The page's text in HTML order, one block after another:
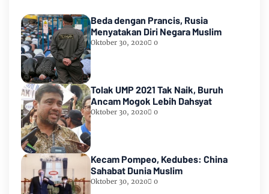
Beda dengan Prancis, Rusia
Menyatakan Diri Negara Muslim
Oktober 30, 2020 0
Tolak UMP 2021 Tak Naik, Buruh
Ancam Mogok Lebih Dahsyat
Oktober 30, 2020 0
Kecam Pompeo, Kedubes: China
Sahabat Dunia Muslim
Oktober 30, 2020 0